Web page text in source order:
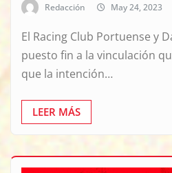
Redacción May 24, 2023
El Racing Club Portuense y
puesto fin a la vinculación
que la intención…
LEER MÁS